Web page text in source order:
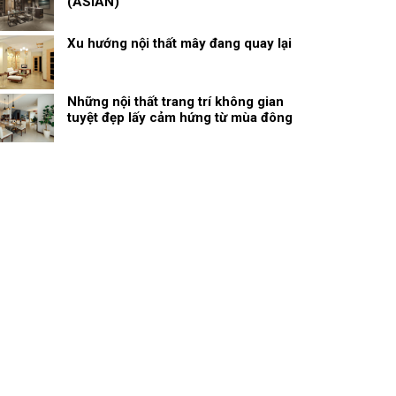
Xu hướng nội thất mây đang quay lại
Những nội thất trang trí không gian
tuyệt đẹp lấy cảm hứng từ mùa đông